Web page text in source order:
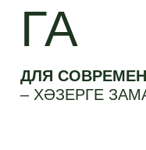
ГА
ДЛЯ
– ХӘЗЕРГЕ